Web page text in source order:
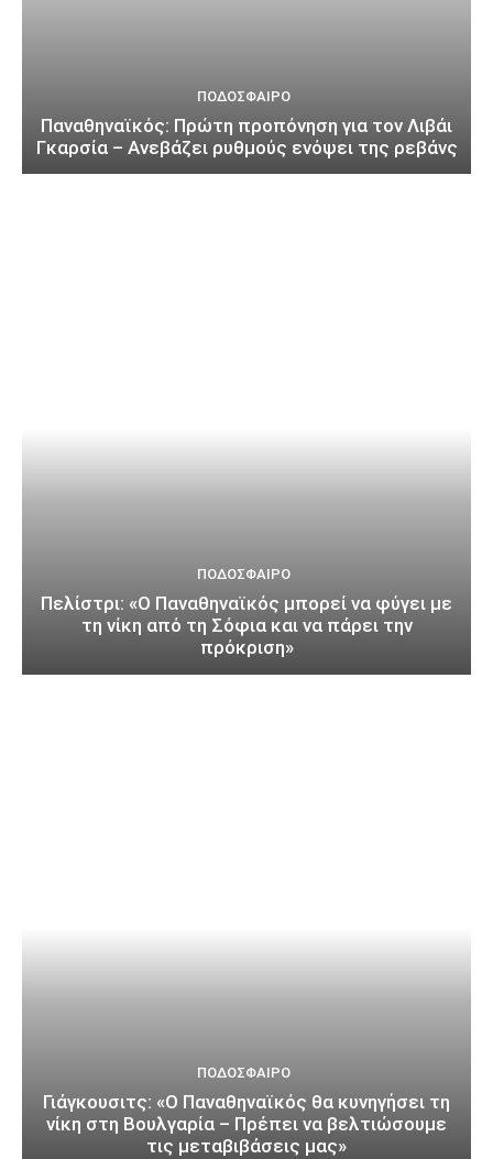
ΠΟΔΌΣΦΑΙΡΟ
Παναθηναϊκός: Πρώτη προπόνηση για τον Λιβάι
Γκαρσία – Ανεβάζει ρυθμούς ενόψει της ρεβάνς
ΠΟΔΌΣΦΑΙΡΟ
Πελίστρι: «Ο Παναθηναϊκός μπορεί να φύγει με
τη νίκη από τη Σόφια και να πάρει την
πρόκριση»
ΠΟΔΌΣΦΑΙΡΟ
Γιάγκουσιτς: «Ο Παναθηναϊκός θα κυνηγήσει τη
νίκη στη Βουλγαρία – Πρέπει να βελτιώσουμε
τις μεταβιβάσεις μας»